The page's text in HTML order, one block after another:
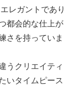
レガントであり
都会的な仕上が
さを持っていま
うクリエイティ
いタイムピース